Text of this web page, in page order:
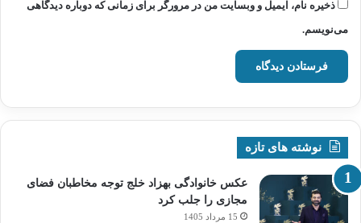
ذخیره نام، ایمیل و وبسایت من در مرورگر برای زمانی که دوباره دیدگاهی
می‌نویسم.
نوشته های تازه
عکس خانوادگی بهزاد خلج توجه مخاطبان فضای
مجازی را جلب کرد
15 مرداد 1405